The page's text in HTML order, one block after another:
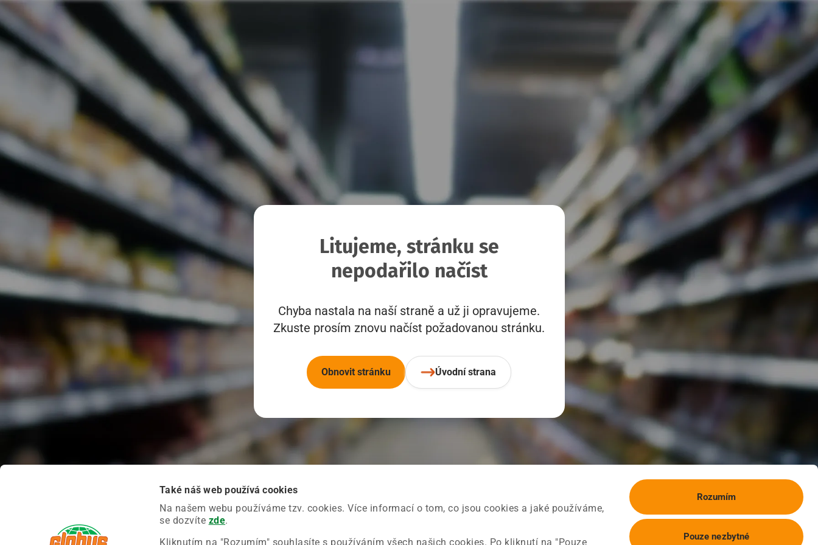
Také náš web používá cookies
Na našem webu používáme tzv. cookies. Více informací o tom, co jsou cookies a jaké používáme,
se dozvíte zde.
Kliknutím na "Rozumím" souhlasíte s používáním všech našich cookies. Po kliknutí na "Pouze
Rozumím
Pouze nezbytné
Litujeme, stránku se
nepodařilo načíst
Chyba nastala na naší straně a už ji opravujeme.
Zkuste prosím znovu načíst požadovanou stránku.
Obnovit stránku Úvodní strana